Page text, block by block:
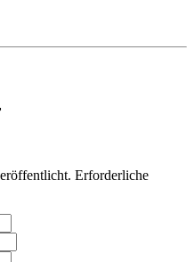
Erforderliche